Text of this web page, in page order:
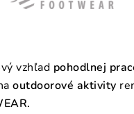
vzhľad pohodlnej
outdoorové aktivity